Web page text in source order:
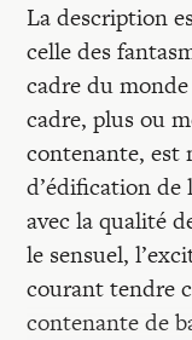
La description
celle des
cadre du
cadre, plus ou
contenante, est
d’édification de
avec la qualité
le sensuel,
courant tendre
contenante de